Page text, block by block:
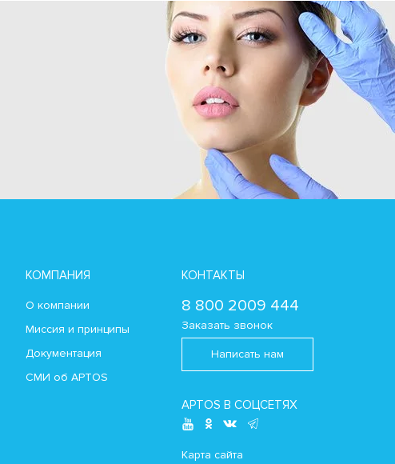
КОМПАНИЯ
О компании
Миссия и принципы
Документация
СМИ об APTOS
КОНТАКТЫ
8 800 2009 444
Заказать звонок
Написать нам
APTOS В СОЦСЕТЯХ
Карта сайта